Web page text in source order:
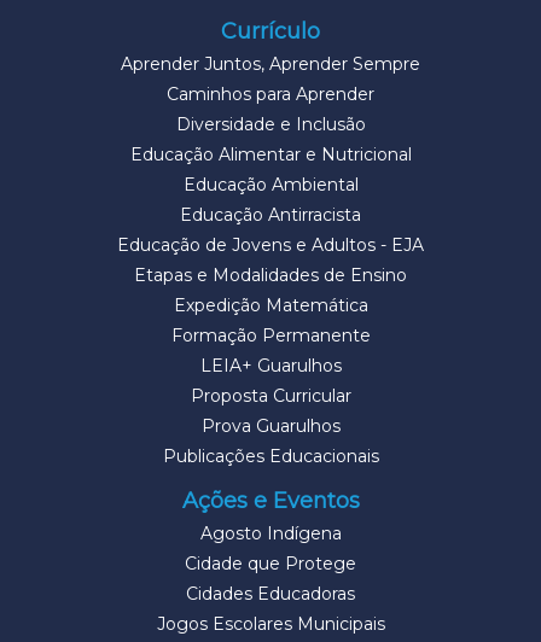
Currículo
Aprender Juntos, Aprender Sempre
Caminhos para Aprender
Diversidade e Inclusão
Educação Alimentar e Nutricional
Educação Ambiental
Educação Antirracista
Educação de Jovens e Adultos - EJA
Etapas e Modalidades de Ensino
Expedição Matemática
Formação Permanente
LEIA+ Guarulhos
Proposta Curricular
Prova Guarulhos
Publicações Educacionais
Ações e Eventos
Agosto Indígena
Cidade que Protege
Cidades Educadoras
Jogos Escolares Municipais